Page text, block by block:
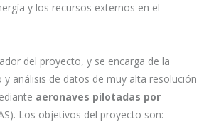
y los recursos externos en el
del proyecto, y se encarga de la
análisis de datos de muy alta resolución
aeronaves pilotadas por
Los objetivos del proyecto son: